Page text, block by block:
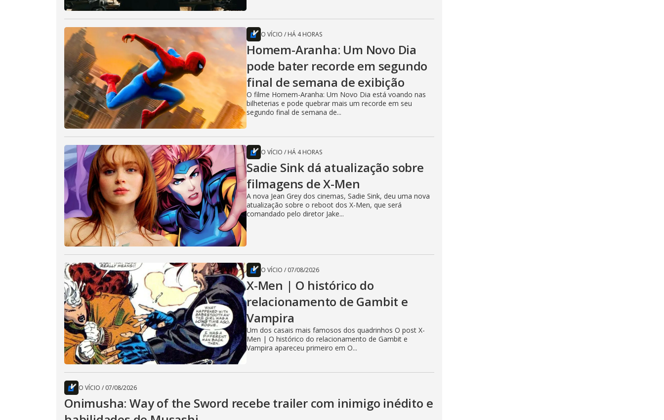
O VÍCIO / HÁ 4 HORAS
Homem-Aranha: Um Novo Dia
pode bater recorde em segundo
final de semana de exibição
O filme Homem-Aranha: Um Novo Dia está voando nas
bilheterias e pode quebrar mais um recorde em seu
segundo final de semana de...
O VÍCIO / HÁ 4 HORAS
Sadie Sink dá atualização sobre
filmagens de X-Men
A nova Jean Grey dos cinemas, Sadie Sink, deu uma nova
atualização sobre o reboot dos X-Men, que será
comandado pelo diretor Jake...
O VÍCIO / 07/08/2026
X-Men | O histórico do
relacionamento de Gambit e
Vampira
Um dos casais mais famosos dos quadrinhos O post X-
Men | O histórico do relacionamento de Gambit e
Vampira apareceu primeiro em O...
O VÍCIO / 07/08/2026
Onimusha: Way of the Sword recebe trailer com inimigo inédito e